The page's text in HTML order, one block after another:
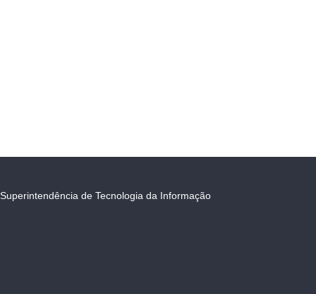
Superintendência de Tecnologia da Informação